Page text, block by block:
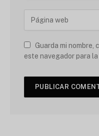
Guarda mi nombre,
este navegador para